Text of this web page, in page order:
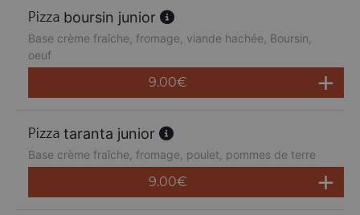
boursin junior
Base crème fraîche, fromage, viande hachée, Boursin,
oeuf
9.00€
taranta junior
Base crème fraîche, fromage, poulet, pommes de terre
9.00€